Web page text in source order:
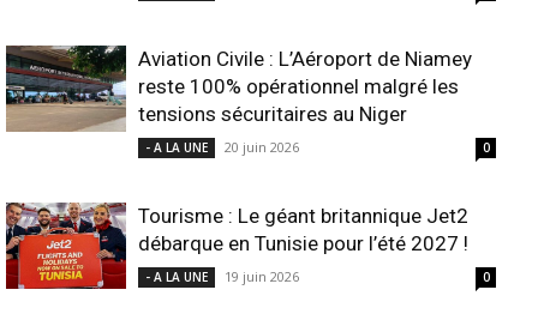
Aviation Civile : L’Aéroport de Niamey
reste 100% opérationnel malgré les
tensions sécuritaires au Niger
- A LA UNE 20 juin 2026 0
Tourisme : Le géant britannique Jet2
débarque en Tunisie pour l’été 2027 !
- A LA UNE 19 juin 2026 0